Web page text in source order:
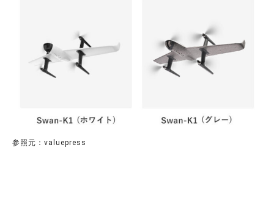
参照元：valuepress